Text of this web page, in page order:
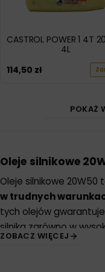
CASTROL POWER 1 4T
4L
114,50 zł
POKAŻ
Oleje silnikowe
Oleje silnikowe
w trudnych
tych olejów
silnika zarówno w
temperaturach.
ZOBACZ WIĘCEJ